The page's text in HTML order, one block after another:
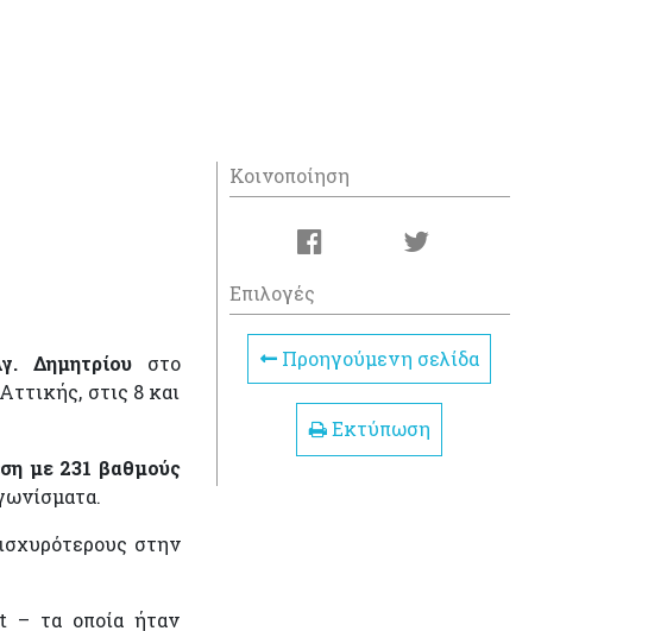
Δημητρίουστο
στις 8 και
με 231 βαθμούς
στην
– τα οποία ήταν
Κοινοποίηση
Επιλογές
Προηγούμενη σελίδα
Εκτύπωση